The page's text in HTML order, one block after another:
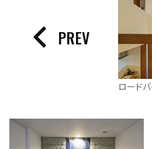
PREV